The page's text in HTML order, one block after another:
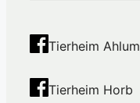
shown
in
the
CAPTCHA
Tierheim Ahlum
Tierheim Horb